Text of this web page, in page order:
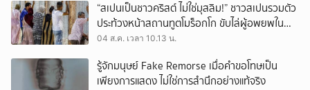
“สเปนเป็นชาวคริสต์ ไม่ใช่มุสลิม!” ชาวสเปนรวมตัว
ประท้วงหน้าสถานทูตโมร็อกโก ขับไล่ผู้อพยพใน
เมืองเซวตาออกนอกประเทศ
04 ส.ค. เวลา 10.13 น.
รู้จักมนุษย์ Fake Remorse เมื่อคำขอโทษเป็น
เพียงการแสดง ไม่ใช่การสำนึกอย่างแท้จริง